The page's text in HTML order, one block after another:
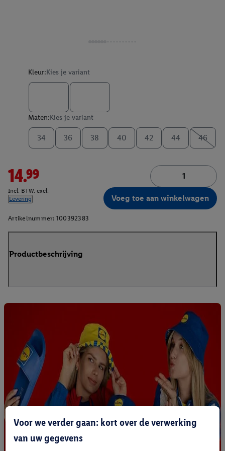
Kleur:Kies je variant
Maten:Kies je variant
34 36 38 40 42 44 46
14.99
Incl. BTW. excl.
Levering
Voeg toe aan winkelwagen
Artikelnummer: 100392383
Productbeschrijving
Voor we verder gaan: kort over de verwerking
van uw gegevens